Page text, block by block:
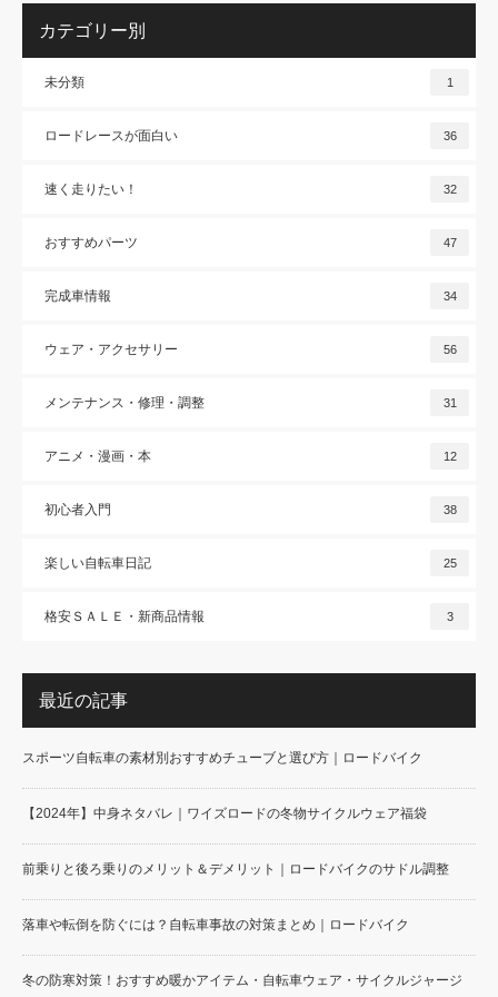
カテゴリー別
未分類 1
ロードレースが面白い 36
速く走りたい！ 32
おすすめパーツ 47
完成車情報 34
ウェア・アクセサリー 56
メンテナンス・修理・調整 31
アニメ・漫画・本 12
初心者入門 38
楽しい自転車日記 25
格安ＳＡＬＥ・新商品情報 3
最近の記事
スポーツ自転車の素材別おすすめチューブと選び方｜ロードバイク
【2024年】中身ネタバレ｜ワイズロードの冬物サイクルウェア福袋
前乗りと後ろ乗りのメリット＆デメリット｜ロードバイクのサドル調整
落車や転倒を防ぐには？自転車事故の対策まとめ｜ロードバイク
冬の防寒対策！おすすめ暖かアイテム・自転車ウェア・サイクルジャージ